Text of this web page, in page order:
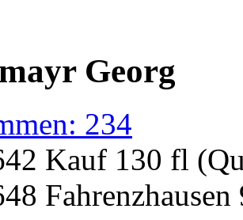
Georg
234
Kauf 130 fl